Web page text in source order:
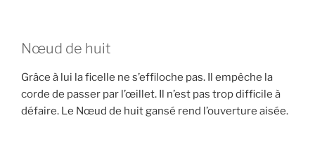
Nœud de huit
Grâce à lui la ficelle ne s’effiloche pas. Il empêche la
corde de passer par l’œillet. Il n’est pas trop difficile à
défaire. Le Nœud de huit gansé rend l’ouverture aisée.